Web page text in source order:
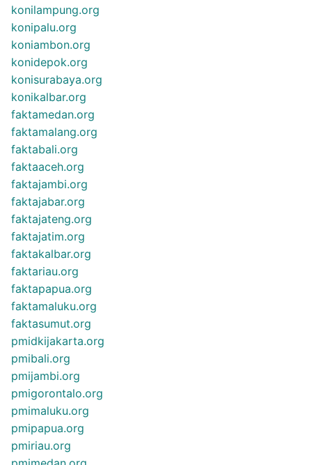
konilampung.org
konipalu.org
koniambon.org
konidepok.org
konisurabaya.org
konikalbar.org
faktamedan.org
faktamalang.org
faktabali.org
faktaaceh.org
faktajambi.org
faktajabar.org
faktajateng.org
faktajatim.org
faktakalbar.org
faktariau.org
faktapapua.org
faktamaluku.org
faktasumut.org
pmidkijakarta.org
pmibali.org
pmijambi.org
pmigorontalo.org
pmimaluku.org
pmipapua.org
pmiriau.org